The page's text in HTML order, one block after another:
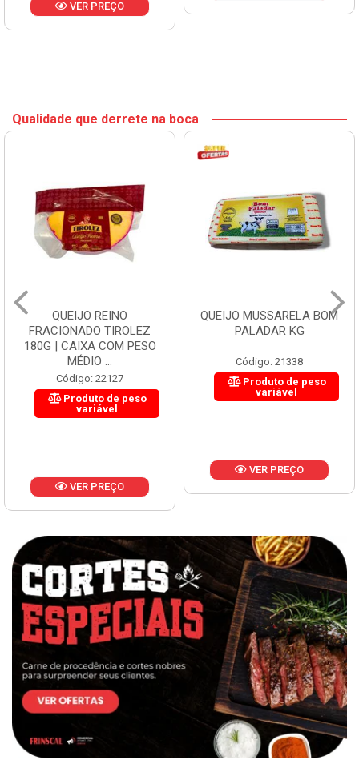
VER PREÇO
Qualidade que derrete na boca
QUEIJO REINO
FRACIONADO TIROLEZ
180G | CAIXA COM PESO
MÉDIO ...
Código: 22127
Produto de peso
variável
VER PREÇO
QUEIJO MUSSARELA BOM
PALADAR KG
Código: 21338
Produto de peso
variável
VER PREÇO